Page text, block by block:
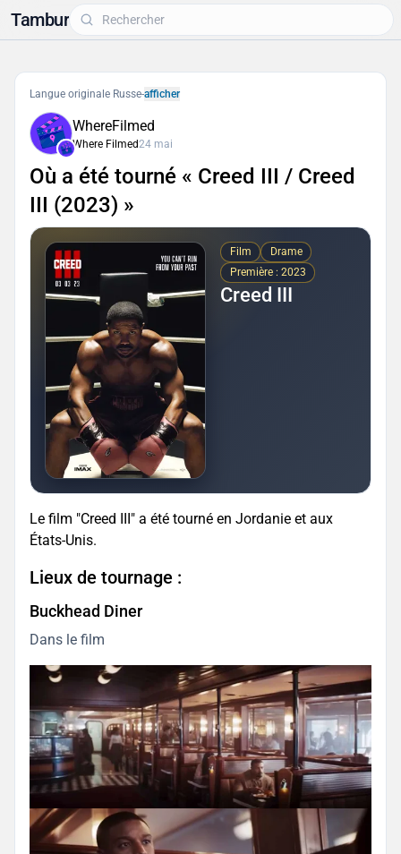
Tambur
Langue originale Russe-afficher
WhereFilmed
Where Filmed24 mai
Où a été tourné « Creed III / Creed
III (2023) »
Film
Drame
Première : 2023
Creed III
Le film "Creed III" a été tourné en Jordanie et aux
États-Unis.
Lieux de tournage :
Buckhead Diner
Dans le film